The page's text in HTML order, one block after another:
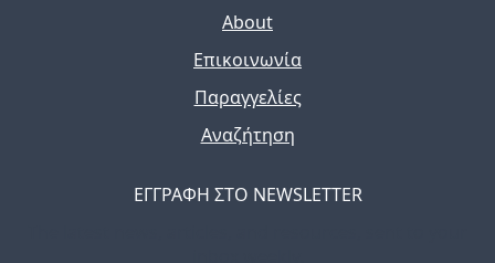
About
Επικοινωνία
Παραγγελίες
Αναζήτηση
ΕΓΓΡΑΦΗ ΣΤΟ NEWSLETTER